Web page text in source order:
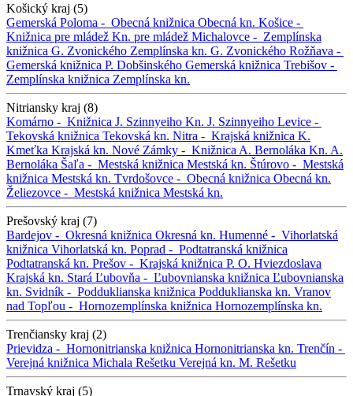
Košický kraj (5)
Gemerská Poloma - Obecná knižnica Obecná kn. Košice -
Knižnica pre mládež Kn. pre mládež Michalovce - Zemplínska
knižnica G. Zvonického Zemplínska kn. G. Zvonického Rožňava -
Gemerská knižnica P. Dobšinského Gemerská knižnica Trebišov -
Zemplínska knižnica Zemplínska kn.
Nitriansky kraj (8)
Komárno - Knižnica J. Szinnyeiho Kn. J. Szinnyeiho Levice -
Tekovská knižnica Tekovská kn. Nitra - Krajská knižnica K.
Kmeťka Krajská kn. Nové Zámky - Knižnica A. Bernoláka Kn. A.
Bernoláka Šaľa - Mestská knižnica Mestská kn. Štúrovo - Mestská
knižnica Mestská kn. Tvrdošovce - Obecná knižnica Obecná kn.
Želiezovce - Mestská knižnica Mestská kn.
Prešovský kraj (7)
Bardejov - Okresná knižnica Okresná kn. Humenné - Vihorlatská
knižnica Vihorlatská kn. Poprad - Podtatranská knižnica
Podtatranská kn. Prešov - Krajská knižnica P. O. Hviezdoslava
Krajská kn. Stará Ľubovňa - Ľubovnianska knižnica Ľubovnianska
kn. Svidník - Podduklianska knižnica Podduklianska kn. Vranov
nad Topľou - Hornozemplínska knižnica Hornozemplínska kn.
Trenčiansky kraj (2)
Prievidza - Hornonitrianska knižnica Hornonitrianska kn. Trenčín -
Verejná knižnica Michala Rešetku Verejná kn. M. Rešetku
Trnavský kraj (5)